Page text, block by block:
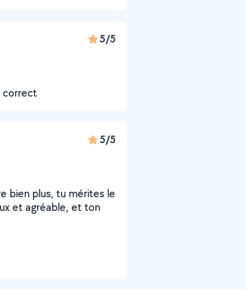
5/5
correct
5/5
bien plus, tu mérites le
et agréable, et ton